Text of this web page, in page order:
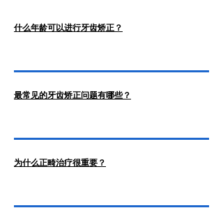
什么年龄可以进行牙齿矫正？
最常见的牙齿矫正问题有哪些？
为什么正畸治疗很重要？